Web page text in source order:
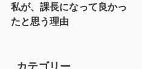
私が、課長になって良かっ
たと思う理由